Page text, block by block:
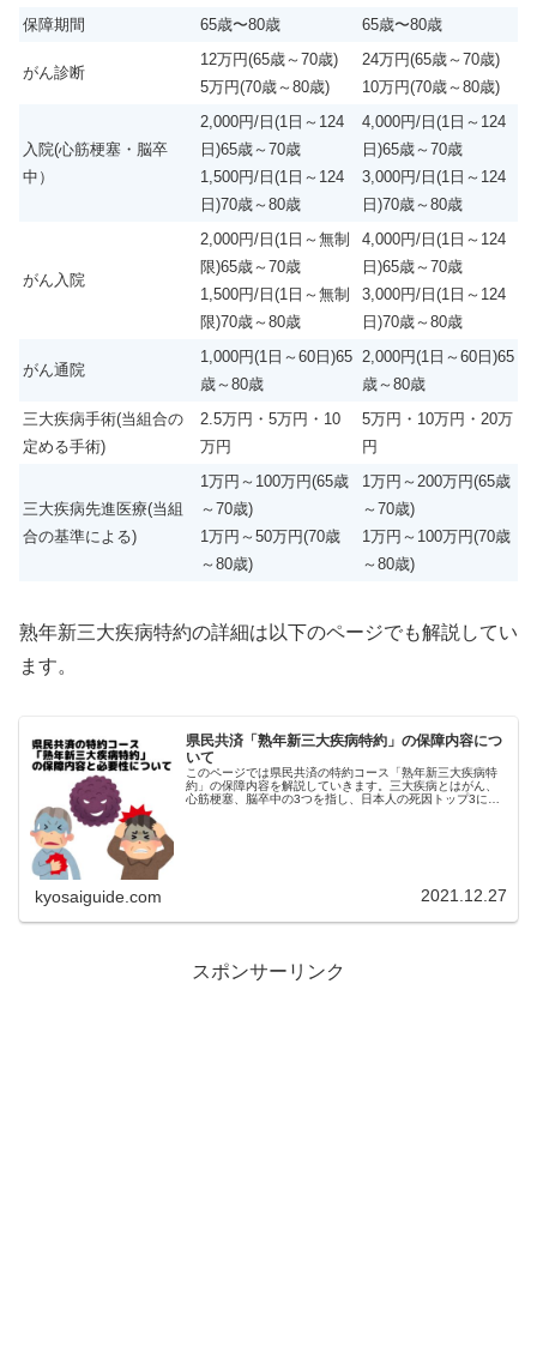
保障期間
65歳〜80歳 65歳〜80歳
がん診断
12万円(65歳～70歳)
5万円(70歳～80歳)
24万円(65歳～70歳)
10万円(70歳～80歳)
入院(心筋梗塞・脳卒
中）
2,000円/日(1日～124
日)65歳～70歳
1,500円/日(1日～124
日)70歳～80歳
4,000円/日(1日～124
日)65歳～70歳
3,000円/日(1日～124
日)70歳～80歳
がん入院
2,000円/日(1日～無制
限)65歳～70歳
1,500円/日(1日～無制
限)70歳～80歳
4,000円/日(1日～124
日)65歳～70歳
3,000円/日(1日～124
日)70歳～80歳
がん通院
1,000円(1日～60日)65
歳～80歳
2,000円(1日～60日)65
歳～80歳
三大疾病手術(当組合の
定める手術)
2.5万円・5万円・10
万円
5万円・10万円・20万
円
三大疾病先進医療(当組
合の基準による)
1万円～100万円(65歳
～70歳)
1万円～50万円(70歳
～80歳)
1万円～200万円(65歳
～70歳)
1万円～100万円(70歳
～80歳)
熟年新三大疾病特約の詳細は以下のページでも解説してい
ます。
県民共済「熟年新三大疾病特約」の保障内容につ
いて
このページでは県民共済の特約コース「熟年新三大疾病特
約」の保障内容を解説していきます。三大疾病とはがん、
心筋梗塞、脳卒中の3つを指し、日本人の死因トップ3に数
kyosaiguide.com 2021.12.27
スポンサーリンク